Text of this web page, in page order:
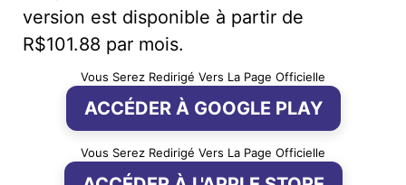
version est disponible à partir de
R$101.88 par mois.
Vous Serez Redirigé Vers La Page Officielle
ACCÉDER À GOOGLE PLAY
Vous Serez Redirigé Vers La Page Officielle